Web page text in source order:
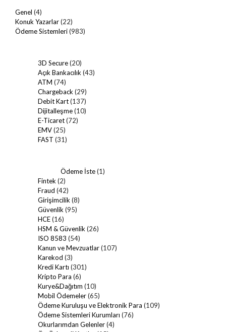
Genel (4)
Konuk Yazarlar(22)
Ödeme Sistemleri(983)
3D Secure(20)
Açık Bankacılık(43)
ATM (74)
Chargeback(29)
Debit Kart(137)
Dijitalleşme(10)
E-Ticaret(72)
EMV(25)
FAST (31)
Ödeme İste(1)
Fintek(2)
Fraud (42)
Girişimcilik(8)
Güvenlik(95)
HCE(16)
HSM & Güvenlik(26)
ISO 8583 (54)
Kanun ve Mevzuatlar(107)
Karekod (3)
Kredi Kartı (301)
Kripto Para (6)
Kurye&Dağıtım (10)
Mobil Ödemeler(65)
Ödeme Kuruluşu ve Elektronik Para (109)
Ödeme Sistemleri Kurumları (76)
Okurlarımdan Gelenler(4)